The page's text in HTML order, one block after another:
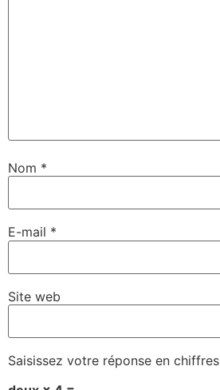
Nom *
E-mail *
Site web
Saisissez votre réponse en chiffres